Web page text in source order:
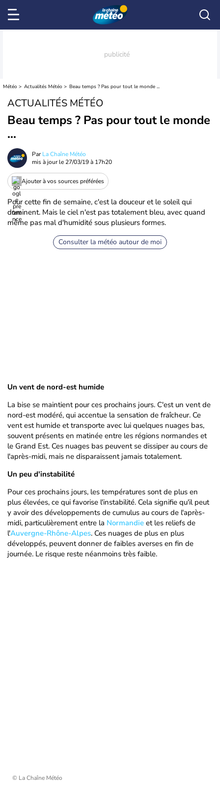
Météo Actualités Météo Beau temps ? Pas pour tout le monde ...
ACTUALITÉS MÉTÉO
Beau temps ? Pas pour tout le monde
...
ParLa Chaîne Météo
mis à jour le 27/03/19 à 17h20
Ajouter à vos sources préférées
Pour cette fin de semaine, c'est la douceur et le soleil qui
dominent. Mais le ciel n'est pas totalement bleu, avec quand
même pas mal d'humidité sous plusieurs formes.
Consulter la météo autour de moi
Un vent de nord-est humide
La bise se maintient pour ces prochains jours. C'est un vent de
nord-est modéré, qui accentue la sensation de fraîcheur. Ce
vent est humide et transporte avec lui quelques nuages bas,
souvent présents en matinée entre les régions normandes et
le Grand Est. Ces nuages bas peuvent se dissiper au cours de
l'après-midi, mais ne disparaissent jamais totalement.
Un peu d'instabilité
Pour ces prochains jours, les températures sont de plus en
plus élevées, ce qui favorise l'instabilité. Cela signifie qu'il peut
y avoir des développements de cumulus au cours de l'après-
midi, particulièrement entre la Normandie et les reliefs de
l'Auvergne-Rhône-Alpes. Ces nuages de plus en plus
développés, peuvent donner de faibles averses en fin de
journée. Le risque reste néanmoins très faible.
© La Chaîne Météo